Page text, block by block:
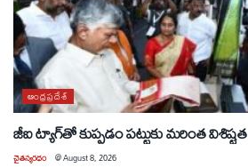
ఆంధ్రప్రదేశ్
జీఐ ట్యాగ్‌తో కుప్పడం పట్టుకు మరింత విశిష్టత
చైతన్యరధం @August 8, 2026